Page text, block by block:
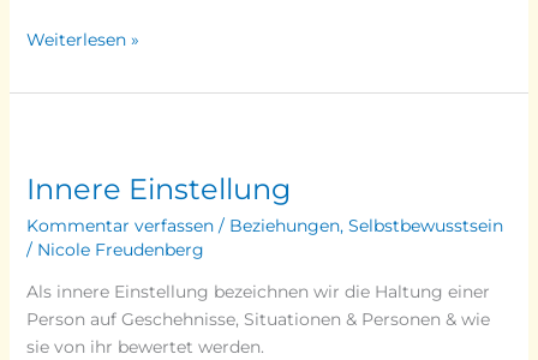
Weiterlesen »
Innere Einstellung
Kommentar verfassen / Beziehungen, Selbstbewusstsein
/ Nicole Freudenberg
Als innere Einstellung bezeichnen wir die Haltung einer
Person auf Geschehnisse, Situationen & Personen & wie
sie von ihr bewertet werden.